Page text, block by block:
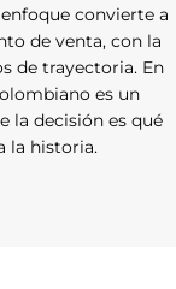
convierte a
de venta, con la
de trayectoria. En
es un
la decisión es qué
la historia.